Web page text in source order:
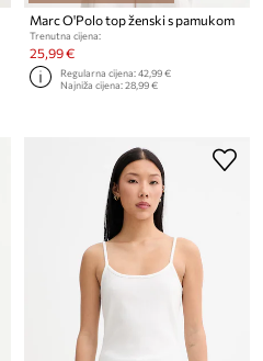
Marc O'Polo top ženski s pamukom
Trenutna cijena:
25,99 €
Regularna cijena:42,99 €
Najniža cijena:28,99 €